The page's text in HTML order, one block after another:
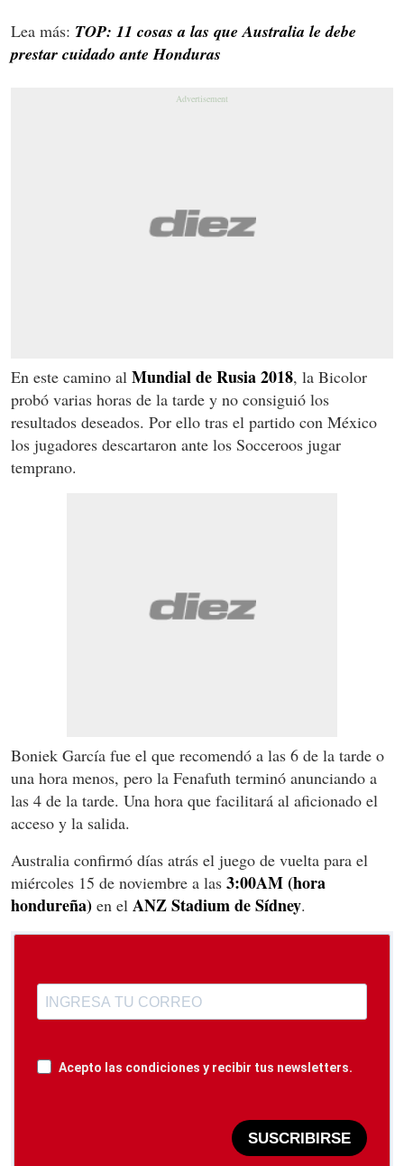
Lea más: TOP: 11 cosas a las que Australia le debe
prestar cuidado ante Honduras
En este camino al Mundial de Rusia 2018, la Bicolor
probó varias horas de la tarde y no consiguió los
resultados deseados. Por ello tras el partido con México
los jugadores descartaron ante los Socceroos jugar
temprano.
Boniek García fue el que recomendó a las 6 de la tarde o
una hora menos, pero la Fenafuth terminó anunciando a
las 4 de la tarde. Una hora que facilitará al aficionado el
acceso y la salida.
Australia confirmó días atrás el juego de vuelta para el
miércoles 15 de noviembre a las 3:00AM (hora
hondureña) en el ANZ Stadium de Sídney.
Acepto las condiciones y recibir tus newsletters.
SUSCRIBIRSE